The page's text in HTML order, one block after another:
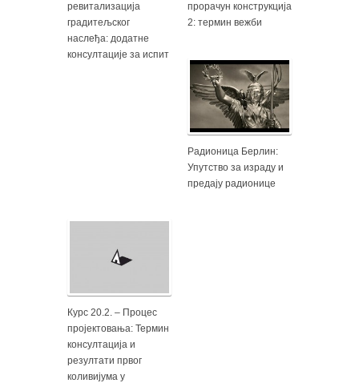
ревитализација
градитељског
наслеђа: додатне
консултације за испит
прорачун конструкција
2: термин вежби
Радионица Берлин:
Упутство за израду и
предају радионице
Курс 20.2. – Процес
пројектовања: Термин
консултација и
резултати првог
коливијума у